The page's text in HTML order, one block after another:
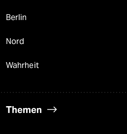
Berlin
Nord
Wahrheit
Themen